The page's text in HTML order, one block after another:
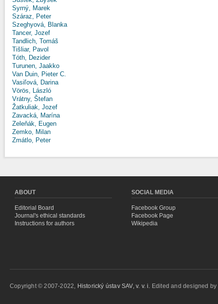
Syrný, Marek
Száraz, Peter
Szeghyová, Blanka
Tancer, Jozef
Tandlich, Tomáš
Tišliar, Pavol
Tóth, Dezider
Turunen, Jaakko
Van Duin, Pieter C.
Vasiľová, Darina
Vörös, László
Vrátny, Štefan
Žatkuliak, Jozef
Zavacká, Marína
Zeleňák, Eugen
Zemko, Milan
Zmátlo, Peter
ABOUT
Editorial Board
Journal's ethical standards
Instructions for authors
SOCIAL MEDIA
Facebook Group
Facebook Page
Wikipedia
Copyright © 2007-2022, Historický ústav SAV, v. v. i. Edited and designed by